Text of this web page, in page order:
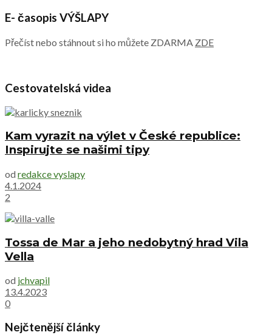
E- časopis VÝŠLAPY
Přečíst nebo stáhnout si ho můžete ZDARMA ZDE
Cestovatelská videa
Kam vyrazit na výlet v České republice:
Inspirujte se našimi tipy
od redakce vyslapy
4.1.2024
2
Tossa de Mar a jeho nedobytný hrad Vila
Vella
od jchvapil
13.4.2023
0
Nejčtenější články